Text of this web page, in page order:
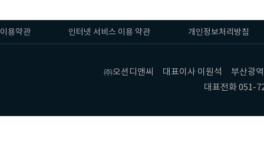
이용약관 인터넷 서비스 이용 약관 개인정보처리방침
㈜오션디앤씨 대표이사 이원석 부산광
대표전화 051-